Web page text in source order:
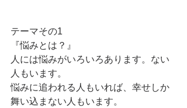
テーマその1
『悩みとは？』
人には悩みがいろいろあります。ない
人もいます。
悩みに追われる人もいれば、幸せしか
舞い込まない人もいます。